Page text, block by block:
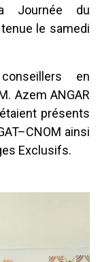
Journée du
tenue le samedi
en
Azem ANGAR
présents
ainsi
Exclusifs.